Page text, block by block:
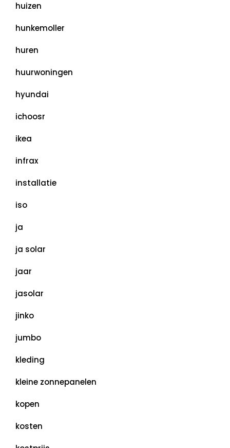
huizen
hunkemoller
huren
huurwoningen
hyundai
ichoosr
ikea
infrax
installatie
iso
ja
ja solar
jaar
jasolar
jinko
jumbo
kleding
kleine zonnepanelen
kopen
kosten